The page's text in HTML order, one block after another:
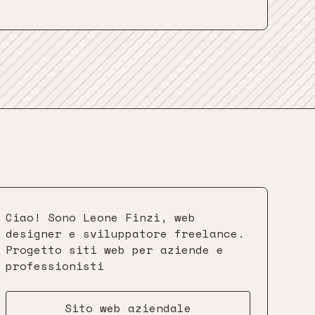
Ciao! Sono Leone Finzi, web
designer e sviluppatore freelance.
Progetto siti web per aziende e
professionisti
Sito web aziendale